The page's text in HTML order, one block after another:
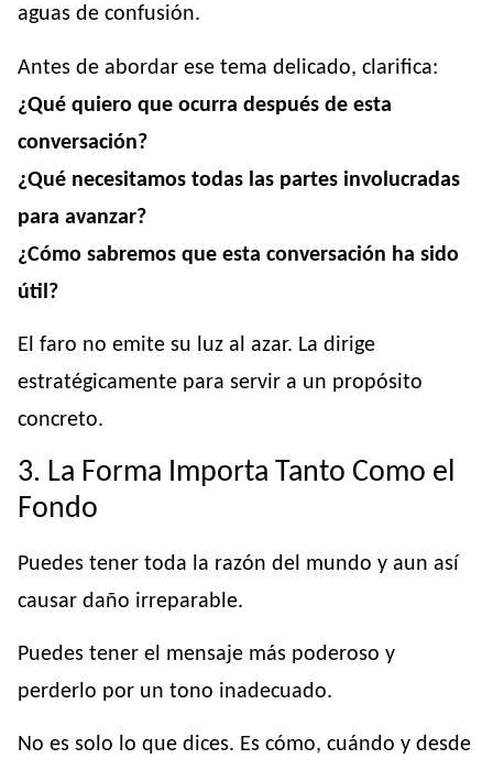
aguas de confusión.
Antes de abordar ese tema delicado, clarifica:
¿Qué quiero que ocurra después de esta
conversación?
¿Qué necesitamos todas las partes involucradas
para avanzar?
¿Cómo sabremos que esta conversación ha sido
útil?
El faro no emite su luz al azar. La dirige
estratégicamente para servir a un propósito
concreto.
3. La Forma Importa Tanto Como el
Fondo
Puedes tener toda la razón del mundo y aun así
causar daño irreparable.
Puedes tener el mensaje más poderoso y
perderlo por un tono inadecuado.
No es solo lo que dices. Es cómo, cuándo y desde